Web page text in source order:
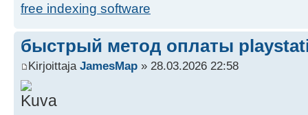
free indexing software
быстрый метод оплаты
Kirjoittaja JamesMap » 28.03.2026 22:58